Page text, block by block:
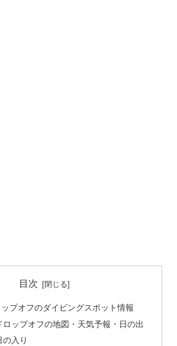
目次
プオフのダイビングスポット情報
ロップオフの地図・天気予報・日の出
の入り